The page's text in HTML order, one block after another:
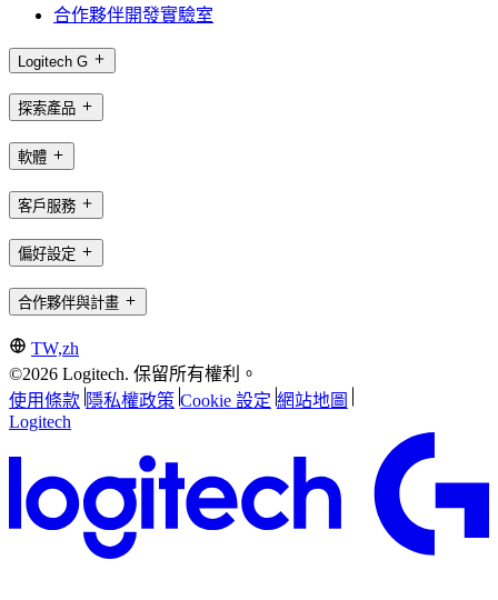
合作夥伴開發實驗室
Logitech G
探索產品
軟體
客戶服務
偏好設定
合作夥伴與計畫
TW,zh
©2026 Logitech. 保留所有權利。
使用條款 隱私權政策 Cookie 設定 網站地圖
Logitech